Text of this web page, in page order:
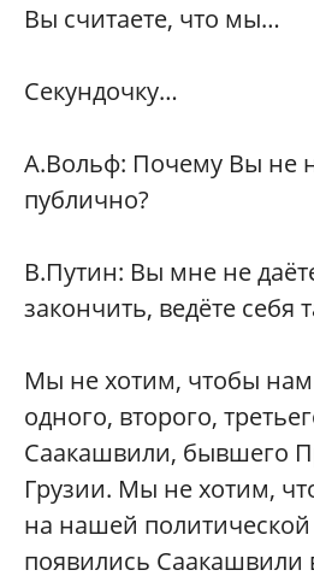
Вы считаете, что мы…
Секундочку…
А.Вольф: Почему Вы не
публично?
В.Путин: Вы мне не
закончить, ведёте себя
Мы не хотим, чтобы
одного, второго,
Саакашвили, бывшего
Грузии. Мы не хотим,
на нашей
появились Саакашвили